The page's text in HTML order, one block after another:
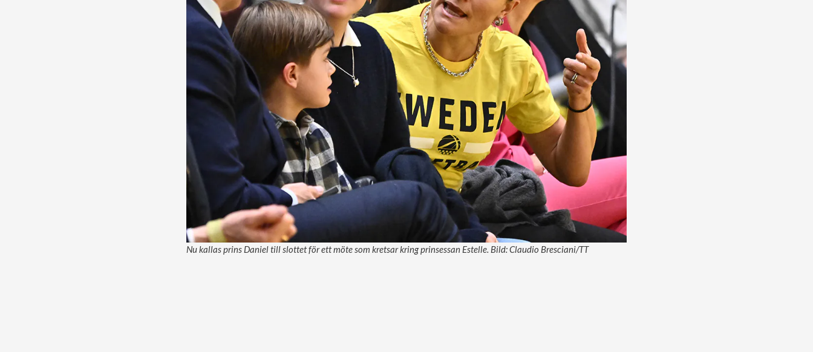
Nu kallas prins Daniel till slottet för ett möte som kretsar kring prinsessan Estelle. Bild: Claudio Bresciani/TT